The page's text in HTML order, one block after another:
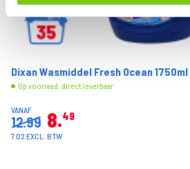
Dixan Wasmiddel Fresh Ocean 1750ml
Op voorraad: direct leverbaar
VANAF
12.99 8 49
7.02 EXCL. BTW